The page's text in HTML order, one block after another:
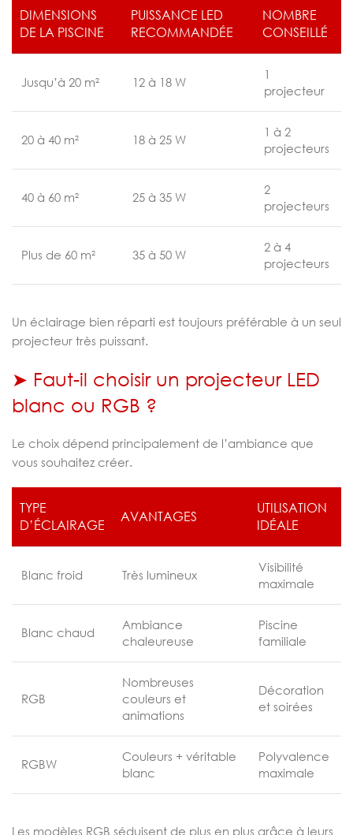
DIMENSIONS
DE LA PISCINE
PUISSANCE LED
RECOMMANDÉE
NOMBRE
CONSEILLÉ
Jusqu’à 20 m² 12 à 18 W
1
projecteur
20 à 40 m² 18 à 25 W
1 à 2
projecteurs
40 à 60 m² 25 à 35 W
2
projecteurs
Plus de 60 m² 35 à 50 W
2 à 4
projecteurs
Un éclairage bien réparti est toujours préférable à un seul
projecteur très puissant.
➤ Faut-il choisir un projecteur LED
blanc ou RGB ?
Le choix dépend principalement de l’ambiance que
vous souhaitez créer.
TYPE
D’ÉCLAIRAGE
AVANTAGES
UTILISATION
IDÉALE
Blanc froid Très lumineux
Visibilité
maximale
Blanc chaud
Ambiance
chaleureuse
Piscine
familiale
RGB
Nombreuses
couleurs et
animations
Décoration
et soirées
RGBW
Couleurs + véritable
blanc
Polyvalence
maximale
Les modèles RGB séduisent de plus en plus grâce à leurs